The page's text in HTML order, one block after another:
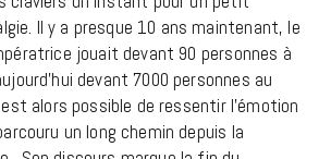
Il y a presque 10 ans maintenant, le
jouait devant 90 personnes à
devant 7000 personnes au
alors possible de ressentir l’émotion
un long chemin depuis la